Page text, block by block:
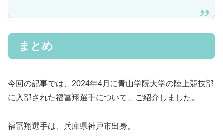
まとめ
今回の記事では、2024年4月に青山学院大学の陸上競技部
に入部された福冨翔選手について、ご紹介しました。
福冨翔選手は、兵庫県神戸市出身。